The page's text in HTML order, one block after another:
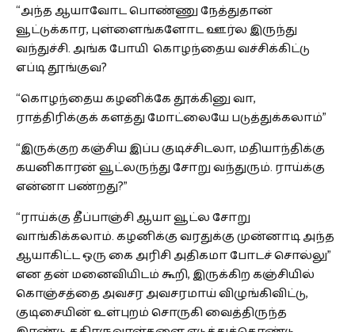
“அந்த ஆயாவோட பொண்ணு நேத்துதான்
வூட்டுக்கார, புள்ளைங்களோட ஊர்ல இருந்து
வந்துச்சி. அங்க போயி கொழந்தைய வச்சிக்கிட்டு
எப்டி தூங்குவ?
“கொழந்தைய கழனிக்கே தூக்கினு வா,
ராத்திரிக்குக் களத்து மோட்லையே படுத்துக்கலாம்”
“இருக்குற கஞ்சிய இப்ப குடிச்சிடலா, மதியாந்திக்கு
கயனிகாரன் வூட்லருந்து சோறு வந்துரும். ராய்க்கு
என்னா பண்றது?”
“ராய்க்கு தீப்பாஞ்சி ஆயா வூட்ல சோறு
வாங்கிக்கலாம். கழனிக்கு வரதுக்கு முன்னாடி அந்த
ஆயாகிட்ட ஒரு கை அரிசி அதிகமா போடச் சொல்லு”
என தன் மனைவியிடம் கூறி, இருக்கிற கஞ்சியில்
கொஞ்சத்தை அவசர அவசரமாய் விழுங்கிவிட்டு,
குடிசையின் உள்புறம் சொருகி வைத்திருந்த